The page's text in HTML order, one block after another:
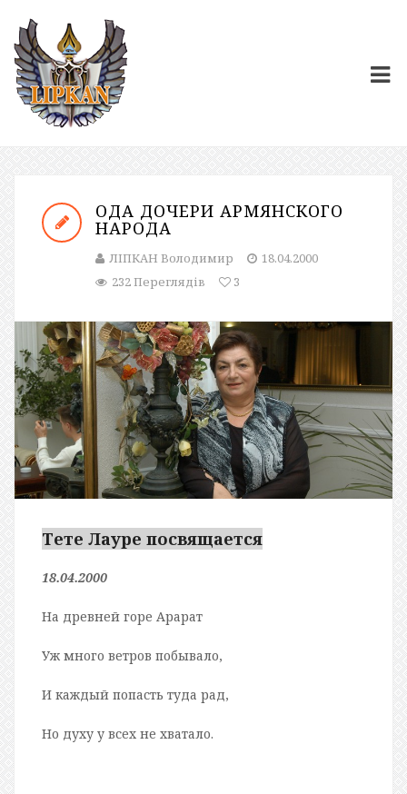
ОДА ДОЧЕРИ АРМЯНСКОГО
НАРОДА
ЛІПКАН Володимир
18.04.2000
232 Переглядів
3
Тете Лауре посвящается
18.04.2000
На древней горе Арарат
Уж много ветров побывало,
И каждый попасть туда рад,
Но духу у всех не хватало.